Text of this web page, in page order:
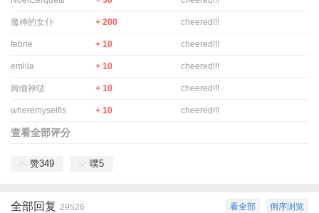
魔神的女仆 + 200 cheered!!!
febrie + 10 cheered!!!
emlila + 10 cheered!!!
姆缅禄哒 + 10 cheered!!!
wheremyselfis + 10 cheered!!!
查看全部评分
赞349 噗5
倒序浏览
看全部
全部回复 29526